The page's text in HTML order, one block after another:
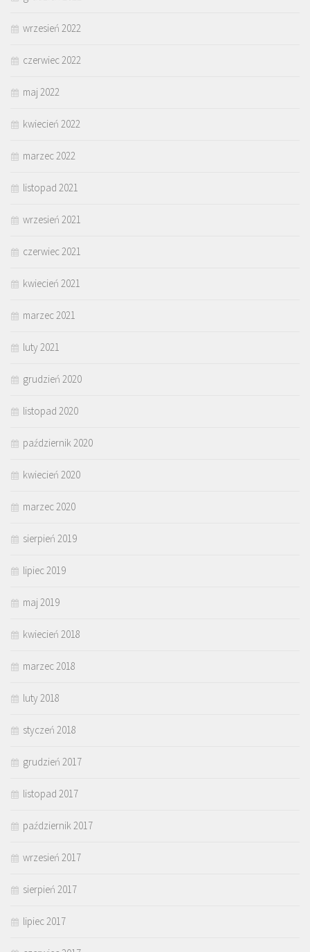
wrzesień 2022
czerwiec 2022
maj 2022
kwiecień 2022
marzec 2022
listopad 2021
wrzesień 2021
czerwiec 2021
kwiecień 2021
marzec 2021
luty 2021
grudzień 2020
listopad 2020
październik 2020
kwiecień 2020
marzec 2020
sierpień 2019
lipiec 2019
maj 2019
kwiecień 2018
marzec 2018
luty 2018
styczeń 2018
grudzień 2017
listopad 2017
październik 2017
wrzesień 2017
sierpień 2017
lipiec 2017